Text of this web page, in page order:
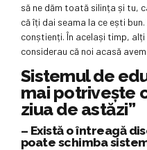
să ne dăm toată silința și tu,
că îți dai seama la ce ești
conștienți. În același timp,
considerau că noi acasă
Sistemul de
mai potrivește
ziua de astăzi”
– Există o întreagă
poate schimba